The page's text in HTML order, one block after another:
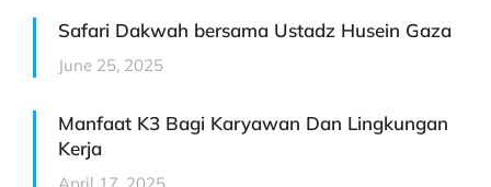
Safari Dakwah bersama Ustadz Husein Gaza
June 25, 2025
Manfaat K3 Bagi Karyawan Dan Lingkungan
Kerja